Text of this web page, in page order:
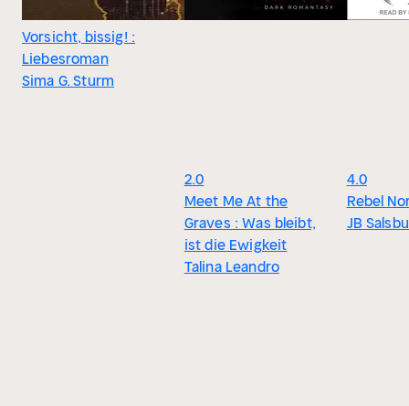
Vorsicht, bissig! :
Liebesroman
Sima G. Sturm
2.0
Meet Me At the
Graves : Was bleibt,
ist die Ewigkeit
Talina Leandro
4.0
Rebel
JB